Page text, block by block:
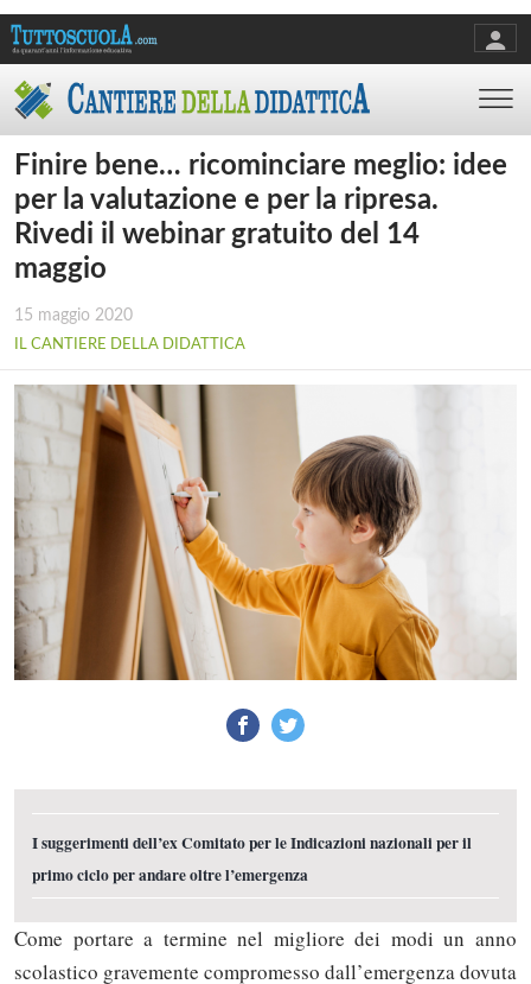
Finire bene… ricominciare meglio: idee
per la valutazione e per la ripresa.
Rivedi il webinar gratuito del 14
maggio
15 maggio 2020
IL CANTIERE DELLA DIDATTICA
I suggerimenti dell’ex Comitato per le Indicazioni nazionali per il
primo ciclo per andare oltre l’emergenza
Come portare a termine nel migliore dei modi un anno
scolastico gravemente compromesso dall’emergenza dovuta